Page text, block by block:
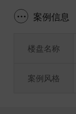
案例信息
楼盘名称
案例风格